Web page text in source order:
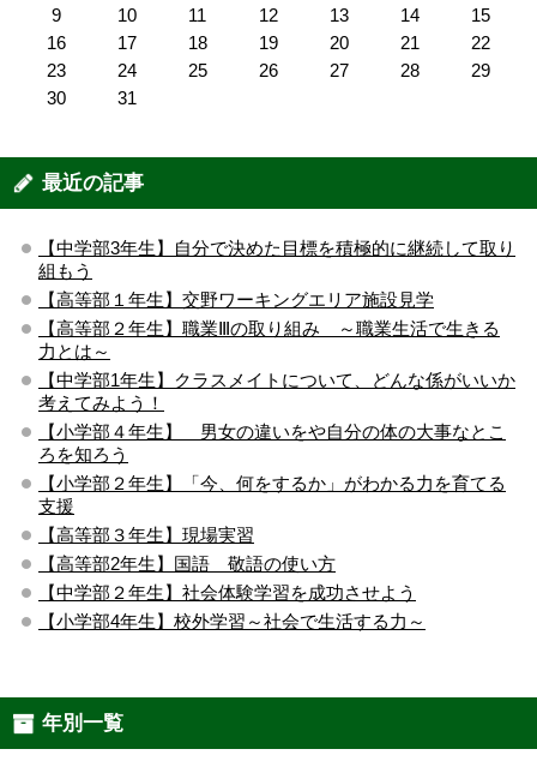
9
10 11 12 13 14
15
16
17 18 19 20 21
22
23
24 25 26 27 28
29
30
31
最近の記事
【中学部3年生】自分で決めた目標を積極的に継続して取り
組もう
【高等部１年生】交野ワーキングエリア施設見学
【高等部２年生】職業Ⅲの取り組み ～職業生活で生きる
力とは～
【中学部1年生】クラスメイトについて、どんな係がいいか
考えてみよう！
【小学部４年生】 男女の違いをや自分の体の大事なとこ
ろを知ろう
【小学部２年生】「今、何をするか」がわかる力を育てる
支援
【高等部３年生】現場実習
【高等部2年生】国語 敬語の使い方
【中学部２年生】社会体験学習を成功させよう
【小学部4年生】校外学習～社会で生活する力～
年別一覧